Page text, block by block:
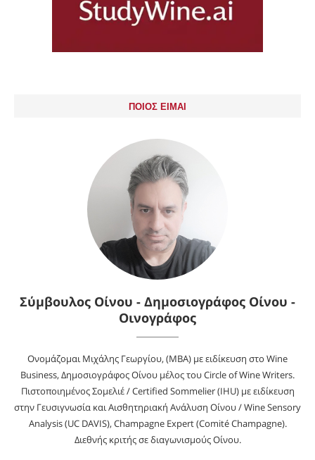
ΠΟΙΟΣ ΕΙΜΑΙ
Σύμβουλος Οίνου - Δημοσιογράφος Οίνου -
Οινογράφος
Ονομάζομαι Μιχάλης Γεωργίου, (MBA) με ειδίκευση στο Wine
Business, Δημοσιογράφος Οίνου μέλος του Circle of Wine Writers.
Πιστοποιημένος Σομελιέ / Certified Sommelier (IHU) με ειδίκευση
στην Γευσιγνωσία και Αισθητηριακή Ανάλυση Οίνου / Wine Sensory
Analysis (UC DAVIS), Champagne Expert (Comité Champagne).
Διεθνής κριτής σε διαγωνισμούς Οίνου.